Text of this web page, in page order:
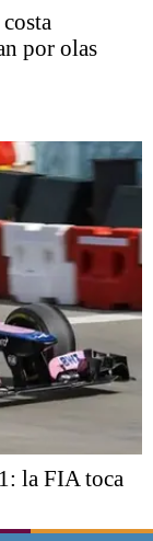
por olas
la FIA toca